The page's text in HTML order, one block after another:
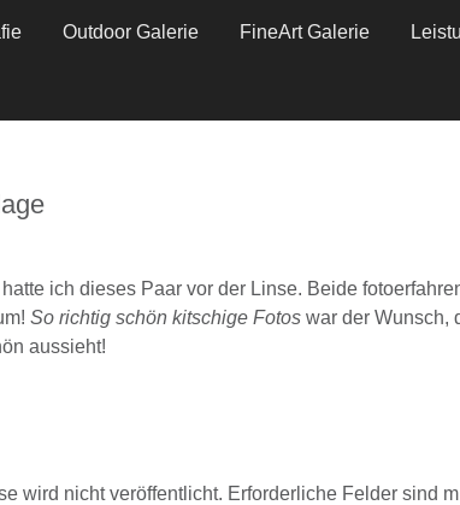
Outdoor Galerie FineArt Galerie
ich dieses Paar vor der Linse. Beide
So richtig schön kitschige Fotos war der Wunsch,
aussieht!
wird nicht veröffentlicht. Erforderliche Felder sind